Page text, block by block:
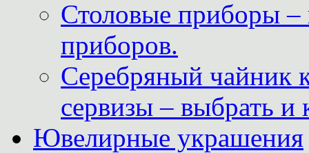
Столовые приборы –
приборов.
Серебряный чайник
сервизы – выбрать и
Ювелирные украшения